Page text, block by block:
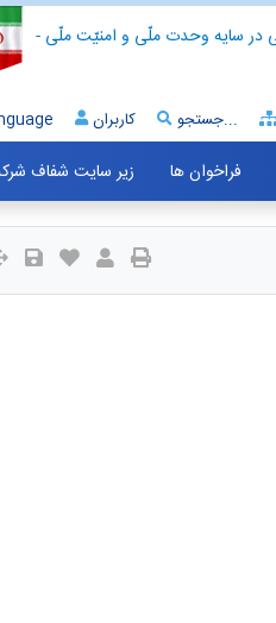
در سایه وحدت ملّی و امنیّت ملّی -
کاربران جستجو...
فراخوان ها زیر سایت شفاف